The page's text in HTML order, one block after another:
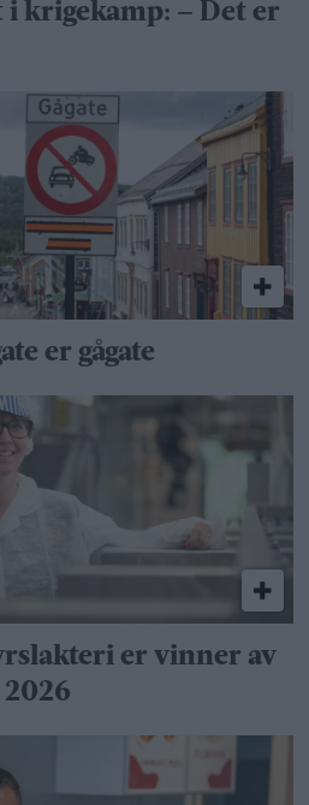
i krigekamp: – Det er
er gågate
er vinner av